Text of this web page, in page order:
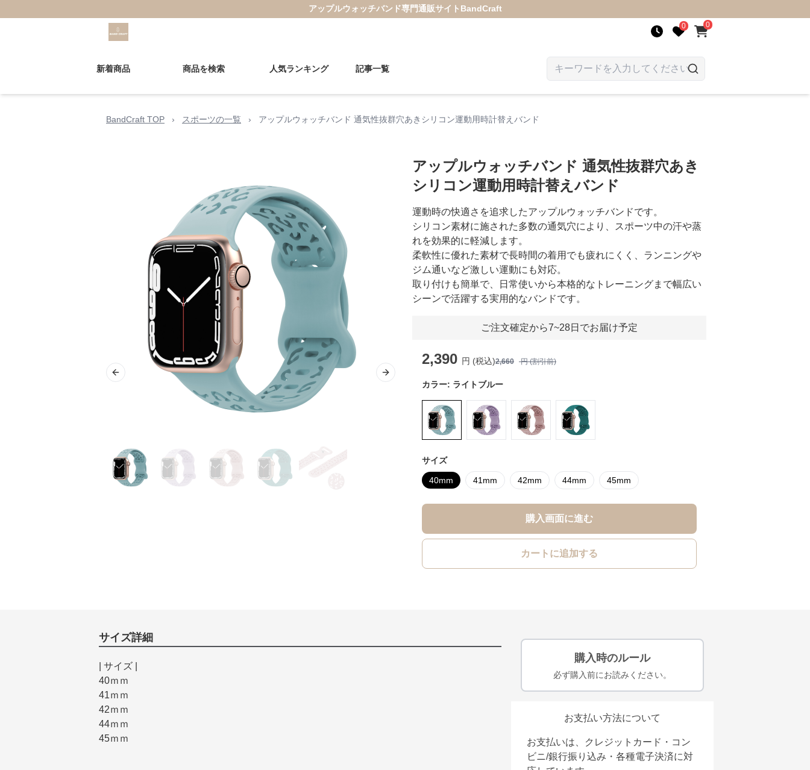
アップルウォッチバンド専門通販サイト BandCraft
0 0
新着商品 商品を検索 人気ランキング 記事一覧
BandCraft TOP › スポーツの一覧 › アップルウォッチバンド 通気性抜群穴あきシリコン運動用時計替えバンド
Previous slide Next slide
アップルウォッチバンド 通気性抜群穴あき
シリコン運動用時計替えバンド
運動時の快適さを追求したアップルウォッチバンドです。
シリコン素材に施された多数の通気穴により、スポーツ中の汗や蒸
れを効果的に軽減します。
柔軟性に優れた素材で長時間の着用でも疲れにくく、ランニングや
ジム通いなど激しい運動にも対応。
取り付けも簡単で、日常使いから本格的なトレーニングまで幅広い
シーンで活躍する実用的なバンドです。
ご注文確定から7~28日でお届け予定
2,390 円 (税込)2,660 円 (割引前)
カラー: ライトブルー
サイズ
40mm 41mm 42mm 44mm 45mm
購入画面に進む
カートに追加する
サイズ詳細
| サイズ |
40ｍｍ
41ｍｍ
42ｍｍ
44ｍｍ
45ｍｍ
購入時のルール
必ず購入前にお読みください。
お支払い方法について
お支払いは、クレジットカード・コン
ビニ/銀行振り込み・各種電子決済に対